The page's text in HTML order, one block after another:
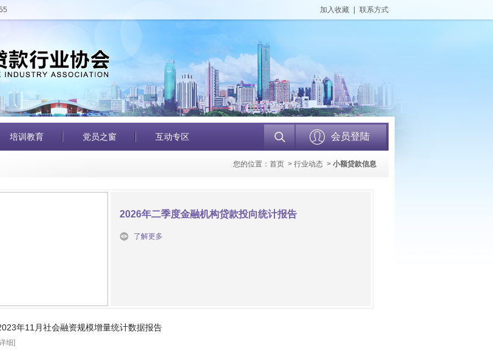
加入收藏 联系方式
培训教育 党员之窗 互动专区 会员登陆
您的位置： 首页 > 行业动态 > 小额贷款信息
2026年二季度金融机构贷款投向统计报告
了解更多
年11月社会融资规模增量统计数据报告
细]